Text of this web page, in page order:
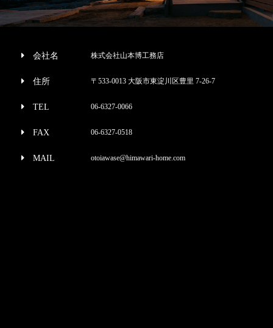
会社名 株式会社山本博工務店
住所 〒533-0013 大阪市東淀川区豊里 7-26-7
TEL 06-6327-0066
FAX 06-6327-0518
MAIL otoiawase@himawari-home.com